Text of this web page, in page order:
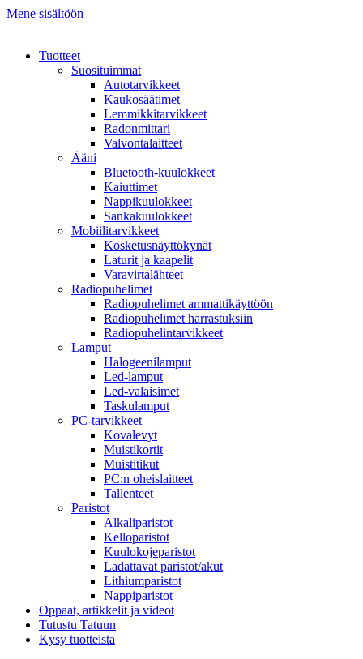
Mene sisältöön
Tuotteet
Suosituimmat
Autotarvikkeet
Kaukosäätimet
Lemmikkitarvikkeet
Radonmittari
Valvontalaitteet
Ääni
Bluetooth-kuulokkeet
Kaiuttimet
Nappikuulokkeet
Sankakuulokkeet
Mobiilitarvikkeet
Kosketusnäyttökynät
Laturit ja kaapelit
Varavirtalähteet
Radiopuhelimet
Radiopuhelimet ammattikäyttöön
Radiopuhelimet harrastuksiin
Radiopuhelintarvikkeet
Lamput
Halogeenilamput
Led-lamput
Led-valaisimet
Taskulamput
PC-tarvikkeet
Kovalevyt
Muistikortit
Muistitikut
PC:n oheislaitteet
Tallenteet
Paristot
Alkaliparistot
Kelloparistot
Kuulokojeparistot
Ladattavat paristot/akut
Lithiumparistot
Nappiparistot
Oppaat, artikkelit ja videot
Tutustu Tatuun
Kysy tuotteista